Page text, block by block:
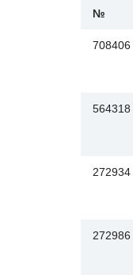
№
708406
564318
272934
272986